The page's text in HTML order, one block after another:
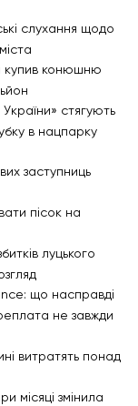
слухання щодо
купив конюшню
стягують
в нацпарку
заступниць
пісок на
луцького
що насправді
не завжди
витратять понад
місяці змінила